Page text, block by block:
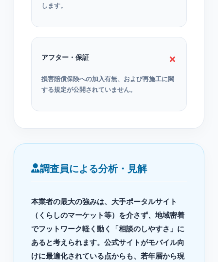
します。
アフター・保証 ×
損害賠償保険への加入有無、および再施工に関
する規定が公開されていません。
調査員による分析・見解
本業者の最大の強みは、大手ポータルサイト
（くらしのマーケット等）を介さず、地域密着
でフットワーク軽く動く「相談のしやすさ」に
あると考えられます。公式サイトがモバイル向
けに最適化されている点からも、若年層から現